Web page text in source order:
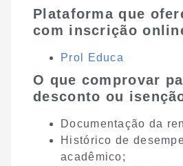
Plataforma que
com inscrição
Prol Educa
O que comprovar
desconto ou
Documentação da
Histórico de
acadêmico;